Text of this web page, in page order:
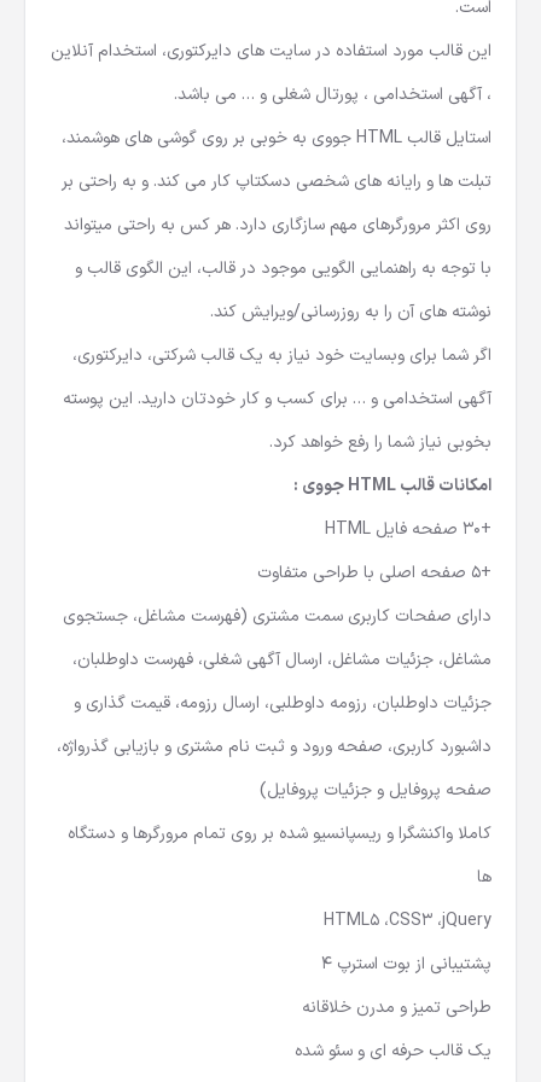
است.
این قالب مورد استفاده در سایت های دایرکتوری، استخدام آنلاین
، آگهی استخدامی ، پورتال شغلی و … می باشد.
استایلقالب HTML
جووی به خوبی بر روی گوشی های هوشمند،
تبلت ها و رایانه های شخصی دسکتاپ کار می کند. و به راحتی بر
روی اکثر مرورگرهای مهم سازگاری دارد. هر کس به راحتی میتواند
با توجه به راهنمایی الگویی موجود در قالب، این الگوی قالب و
نوشته های آن را به روزرسانی/ویرایش کند.
اگر شما برای وبسایت خود نیاز به یک قالب شرکتی، دایرکتوری،
آگهی استخدامی و … برای کسب و کار خودتان دارید. این پوسته
بخوبی نیاز شما را رفع خواهد کرد.
امکاناتقالبHTML
جووی :
+30 صفحه فایل HTML
+5 صفحه اصلی با طراحی متفاوت
دارای صفحات کاربری سمت مشتری (فهرست مشاغل، جستجوی
مشاغل، جزئیات مشاغل، ارسال آگهی شغلی، فهرست داوطلبان،
جزئیات داوطلبان، رزومه داوطلبی، ارسال رزومه، قیمت گذاری و
داشبورد کاربری، صفحه ورود و ثبت نام مشتری و بازیابی گذرواژه،
صفحه پروفایل و جزئیات پروفایل)
کاملا واکنشگرا و ریسپانسیو شده بر روی تمام مرورگرها و دستگاه
ها
HTML5 ،CSS3 ،jQuery
پشتیبانی از بوت استرپ 4
طراحی تمیز و مدرن خلاقانه